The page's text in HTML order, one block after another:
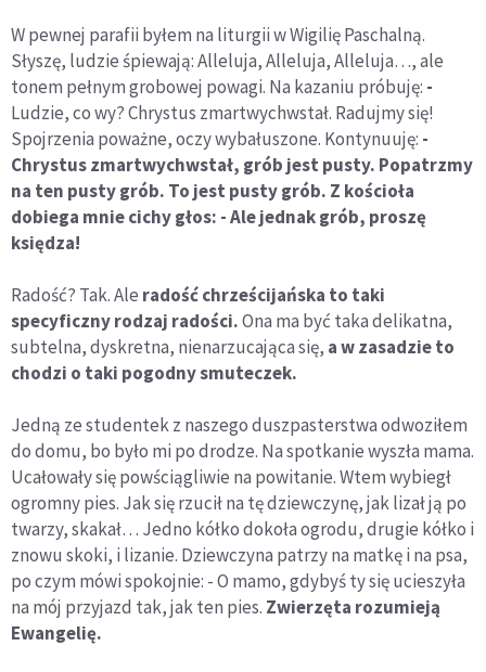
W pewnej parafii byłem na liturgii w Wigilię Paschalną.
Słyszę, ludzie śpiewają: Alleluja, Alleluja, Alleluja…, ale
tonem pełnym grobowej powagi. Na kazaniu próbuję: -
Ludzie, co wy? Chrystus zmartwychwstał. Radujmy się!
Spojrzenia poważne, oczy wybałuszone. Kontynuuję: -
Chrystus zmartwychwstał, grób jest pusty. Popatrzmy
na ten pusty grób. To jest pusty grób. Z kościoła
dobiega mnie cichy głos: - Ale jednak grób, proszę
księdza!
Radość? Tak. Ale radość chrześcijańska to taki
specyficzny rodzaj radości.Ona ma być taka delikatna,
subtelna, dyskretna, nienarzucająca się, a w zasadzie to
chodzi o taki pogodny smuteczek.
Jedną ze studentek z naszego duszpasterstwa odwoziłem
do domu, bo było mi po drodze. Na spotkanie wyszła mama.
Ucałowały się powściągliwie na powitanie. Wtem wybiegł
ogromny pies. Jak się rzucił na tę dziewczynę, jak lizał ją po
twarzy, skakał… Jedno kółko dokoła ogrodu, drugie kółko i
znowu skoki, i lizanie. Dziewczyna patrzy na matkę i na psa,
po czym mówi spokojnie: - O mamo, gdybyś ty się ucieszyła
na mój przyjazd tak, jak ten pies. Zwierzęta rozumieją
Ewangelię.